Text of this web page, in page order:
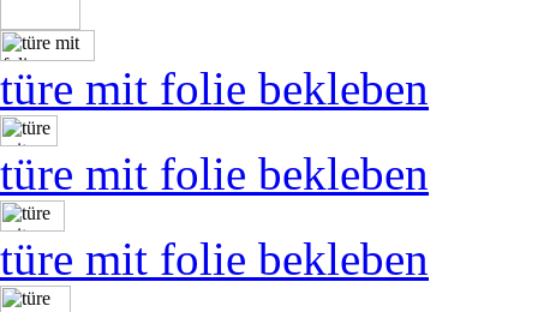
türe mit folie bekleben
türe mit folie bekleben
türe mit folie bekleben